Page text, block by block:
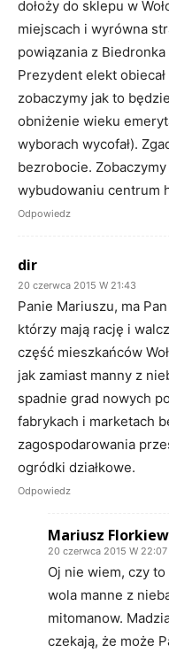
dołoży do sklepu w
miejscach i wyrówna
powiązania z
Prezydent elekt
zobaczymy jak to
obniżenie wieku
wyborach wycofał).
bezrobocie.
wybudowaniu centrum
Odpowiedz
dir
20 czerwca 2015 W 21:43
Panie Mariuszu, ma
którzy mają rację i
część mieszkańców
jak zamiast manny z
spadnie grad nowych
fabrykach i marketach
zagospodarowania
ogródki działkowe.
Odpowiedz
Mariusz
20 czerwca 2015 W 22:07
Oj nie wiem, czy
wola manne z
mitomanow.
czekają, że może